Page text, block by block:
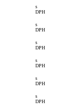
s
DPH
s
DPH
s
DPH
s
DPH
s
DPH
s
DPH